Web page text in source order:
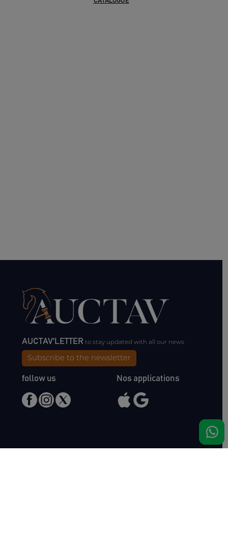
AUCTAV'LETTERto stay updated with all our news.
Subscribe to the newsletter
follow us Nos applications